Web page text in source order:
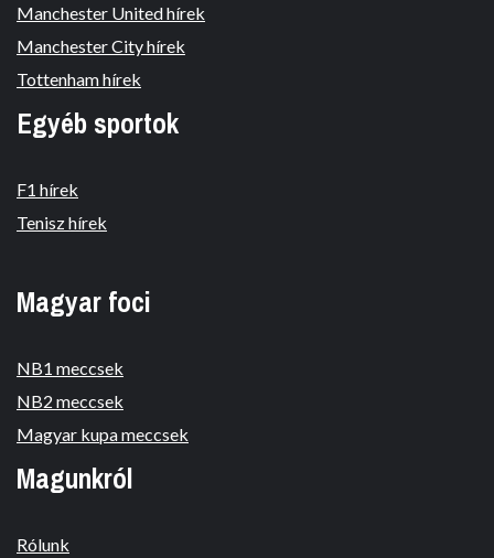
Manchester United hírek
Manchester City hírek
Tottenham hírek
Egyéb sportok
F1 hírek
Tenisz hírek
Magyar foci
NB1 meccsek
NB2 meccsek
Magyar kupa meccsek
Magunkról
Rólunk